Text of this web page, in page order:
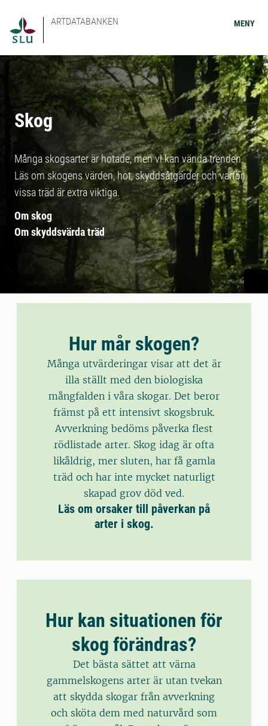
ARTDATABANKEN MENY
Skog
Många skogsarter är hotade, men vi kan vända trenden.
Läs om skogens värden, hot, skyddsåtgärder och varför
vissa träd är extra viktiga.
Om skog
Om skyddsvärda träd
Hur mår skogen?
Många utvärderingar visar att det är
illa ställt med den biologiska
mångfalden i våra skogar. Det beror
främst på ett intensivt skogsbruk.
Avverkning bedöms påverka flest
rödlistade arter. Skog idag är ofta
likåldrig, mer sluten, har få gamla
träd och har inte mycket naturligt
skapad grov död ved.
Läs om orsaker till påverkan på
arter i skog.
Hur kan situationen för
skog förändras?
Det bästa sättet att värna
gammelskogens arter är utan tvekan
att skydda skogar från avverkning
och sköta dem med naturvård som